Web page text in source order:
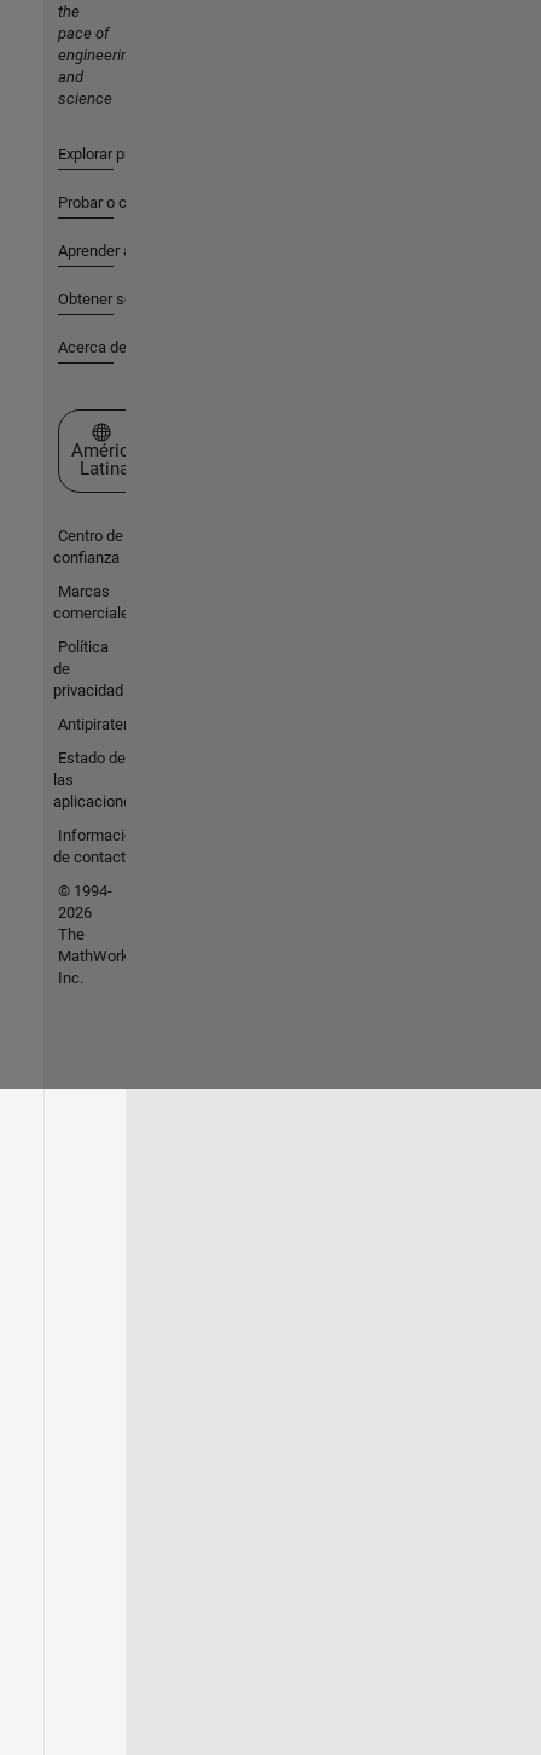
the
pace of
engineering
and
science
Explorar productos
Probar o comprar
Aprender a utilizar
Obtener soporte
Acerca de MathWorks
Seleccione un país/idioma
América
Latina
Centro de
confianza
Marcas
comerciales
Política
de
privacidad
Antipiratería
Estado de
las
aplicaciones
Información
de contacto
© 1994-
2026
The
MathWorks,
Inc.